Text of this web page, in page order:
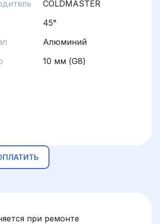
COLDMASTER
45°
Алюминий
10 мм (G8)
при ремонте